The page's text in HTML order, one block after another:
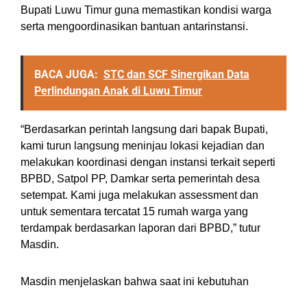
Bupati Luwu Timur guna memastikan kondisi warga
serta mengoordinasikan bantuan antarinstansi.
BACA JUGA: STC dan SCF Sinergikan Data
Perlindungan Anak di Luwu Timur
“Berdasarkan perintah langsung dari bapak Bupati,
kami turun langsung meninjau lokasi kejadian dan
melakukan koordinasi dengan instansi terkait seperti
BPBD, Satpol PP, Damkar serta pemerintah desa
setempat. Kami juga melakukan assessment dan
untuk sementara tercatat 15 rumah warga yang
terdampak berdasarkan laporan dari BPBD,” tutur
Masdin.
Masdin menjelaskan bahwa saat ini kebutuhan